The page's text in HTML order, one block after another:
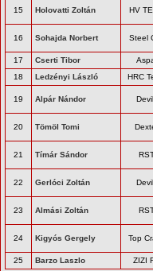
15 Holovatti Zoltán HV
16 Sohajda Norbert Steel
17 Cserti Tibor
18
Ledzényi László HRC
19 Alpár Nándor
20 Tömöl Tomi
21 Tímár Sándor
22 Gerlóci Zoltán
23 Almási Zoltán
24 Kigyós Gergely Top
25 Barzo Laszlo ZIZI